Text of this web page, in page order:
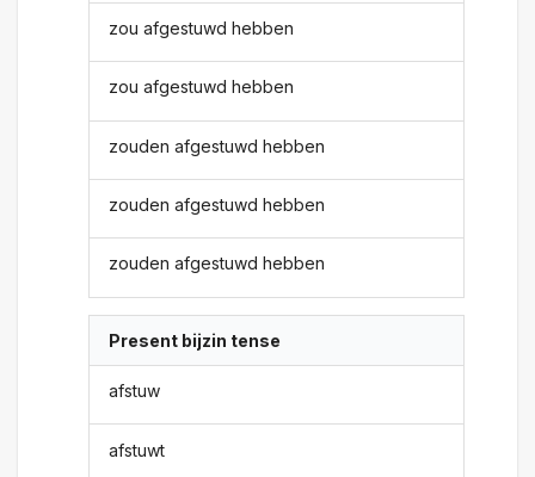
zou afgestuwd hebben
zou afgestuwd hebben
zouden afgestuwd hebben
zouden afgestuwd hebben
zouden afgestuwd hebben
Present bijzin tense
afstuw
afstuwt